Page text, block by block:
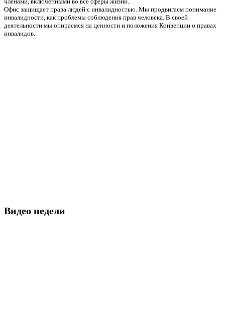
Офис защищает права людей с инвалидностью. Мы продвигаем понимание
инвалидности, как проблемы соблюдения прав человека. В своей
деятельности мы опираемся на ценности и положения Конвенции о правах
инвалидов.
Видео недели